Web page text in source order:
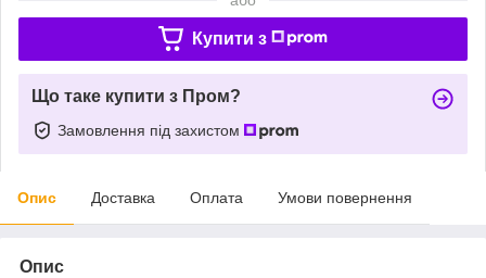
Купити з
Що таке купити з Пром?
Замовлення під захистом
Опис Доставка Оплата Умови повернення
Опис